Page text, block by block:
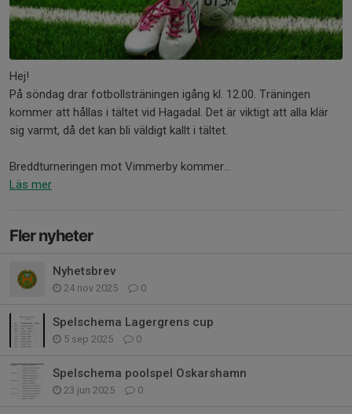
Hej!
På söndag drar fotbollsträningen igång kl. 12.00. Träningen
kommer att hållas i tältet vid Hagadal. Det är viktigt att alla klär
sig varmt, då det kan bli väldigt kallt i tältet.
Breddturneringen mot Vimmerby kommer...
Läs mer
Fler nyheter
Nyhetsbrev
24 nov 2025 0
Spelschema Lagergrens cup
5 sep 2025 0
Spelschema poolspel Oskarshamn
23 jun 2025 0